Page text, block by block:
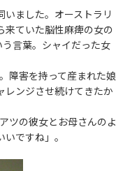
ました。オーストラリ
来ていた脳性麻痺の女の
言葉。シャイだった女
障害を持って産まれた娘
レンジさせ続けてきたか
ツの彼女とお母さんのよ
ですね」。